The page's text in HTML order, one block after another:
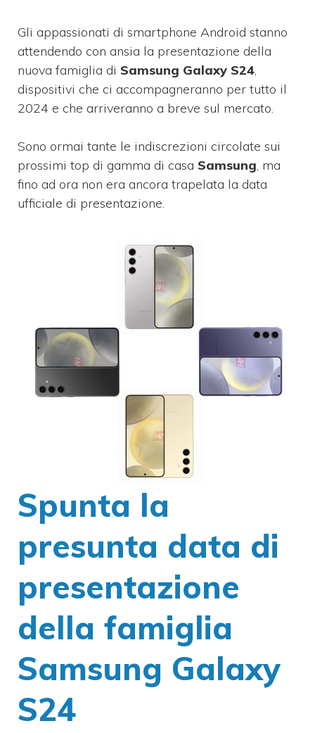
Gli appassionati di smartphone Android stanno
attendendo con ansia la presentazione della
nuova famiglia di Samsung Galaxy S24,
dispositivi che ci accompagneranno per tutto il
2024 e che arriveranno a breve sul mercato.
Sono ormai tante le indiscrezioni circolate sui
prossimi top di gamma di casa Samsung, ma
fino ad ora non era ancora trapelata la data
ufficiale di presentazione.
Spunta la
presunta data di
presentazione
della famiglia
Samsung Galaxy
S24